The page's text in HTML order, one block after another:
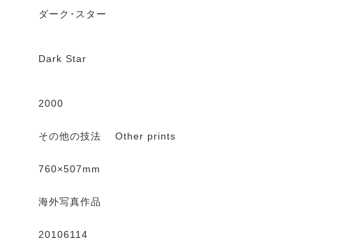
ダーク･スター
Dark Star
2000
その他の技法 Other prints
760×507mm
海外写真作品
20106114